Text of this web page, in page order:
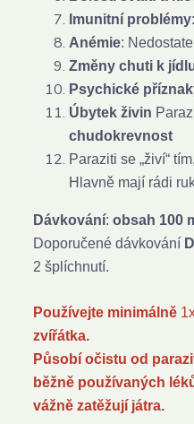
Imunitní problémy
Anémie:
Změny chuti k
Psychické
Úbytek živin
chudokrevnost
Paraziti se „živí“
Hlavně mají rádi
Dávkování: obsah 100
Doporučené dávkování
2 šplíchnutí.
Používejte minimálně
zvířátka.
Působí očistu od
běžně používaných
vážně zatěžují játra.